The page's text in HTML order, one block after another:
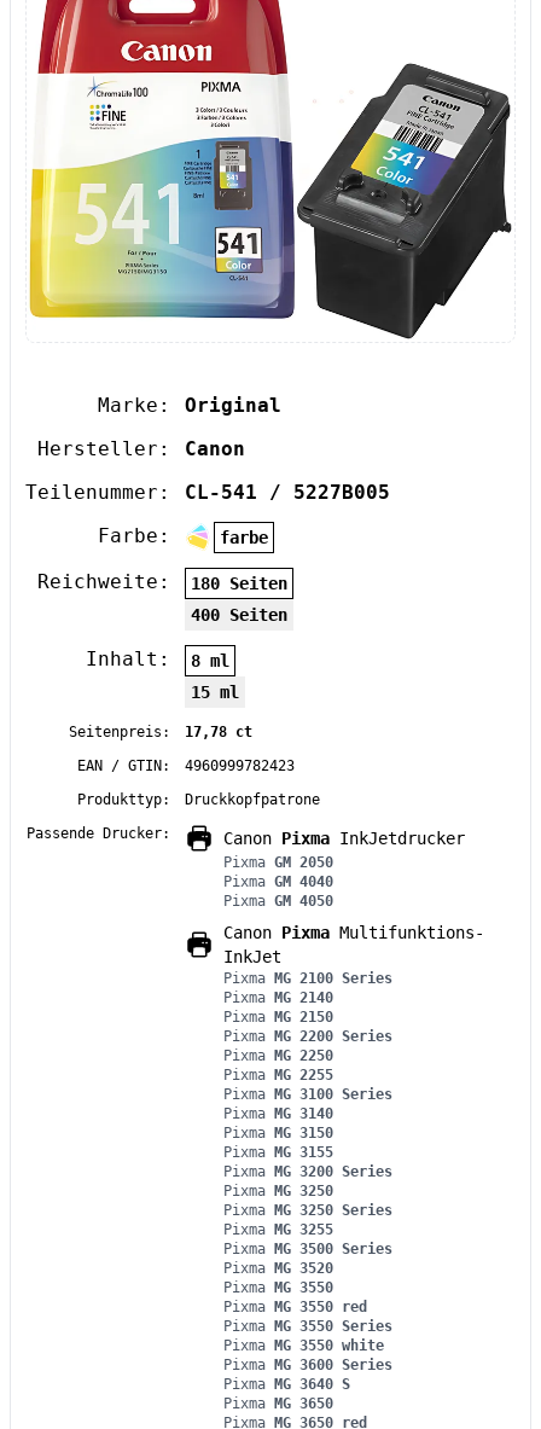
Marke:
Original
Hersteller:
Canon
Teilenummer:
CL-541 / 5227B005
Farbe:
farbe
Reichweite:
180 Seiten
400 Seiten
Inhalt:
8 ml
15 ml
Seitenpreis:
17,78 ct
EAN / GTIN:
4960999782423
Produkttyp:
Druckkopfpatrone
Passende Drucker:
Canon Pixma InkJetdrucker
Pixma GM 2050
Pixma GM 4040
Pixma GM 4050
Canon Pixma Multifunktions-
InkJet
Pixma MG 2100 Series
Pixma MG 2140
Pixma MG 2150
Pixma MG 2200 Series
Pixma MG 2250
Pixma MG 2255
Pixma MG 3100 Series
Pixma MG 3140
Pixma MG 3150
Pixma MG 3155
Pixma MG 3200 Series
Pixma MG 3250
Pixma MG 3250 Series
Pixma MG 3255
Pixma MG 3500 Series
Pixma MG 3520
Pixma MG 3550
Pixma MG 3550 red
Pixma MG 3550 Series
Pixma MG 3550 white
Pixma MG 3600 Series
Pixma MG 3640 S
Pixma MG 3650
Pixma MG 3650 red